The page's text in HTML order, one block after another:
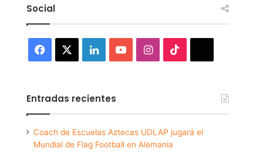
Social
Facebook LinkedInYouTubeInstagram
Entradas recientes
Coach de Escuelas Aztecas UDLAP jugará el
Mundial de Flag Football en Alemania